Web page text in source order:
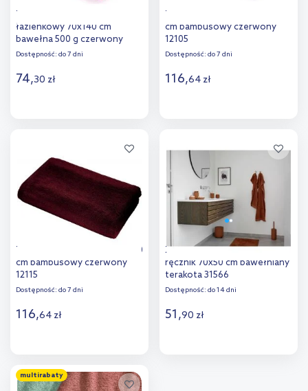
Texpol Gładki ręcznik
łazienkowy 70x140 cm
bawełna 500 g czerwony
Dostępność: do 7 dni
74,30 zł
porównania
Texpol Paris ręcznik 140x70
cm bambusowy czerwony
12105
Dostępność: do 7 dni
116,64 zł
porównania
Texpol Glossy ręcznik 140x70
cm bambusowy czerwony
12115
Dostępność: do 7 dni
116,64 zł
Dodaj do
Zone Denmark Classic
ręcznik 70x50 cm bawełniany
terakota 31566
Dostępność: do 14 dni
51,90 zł
multirabaty